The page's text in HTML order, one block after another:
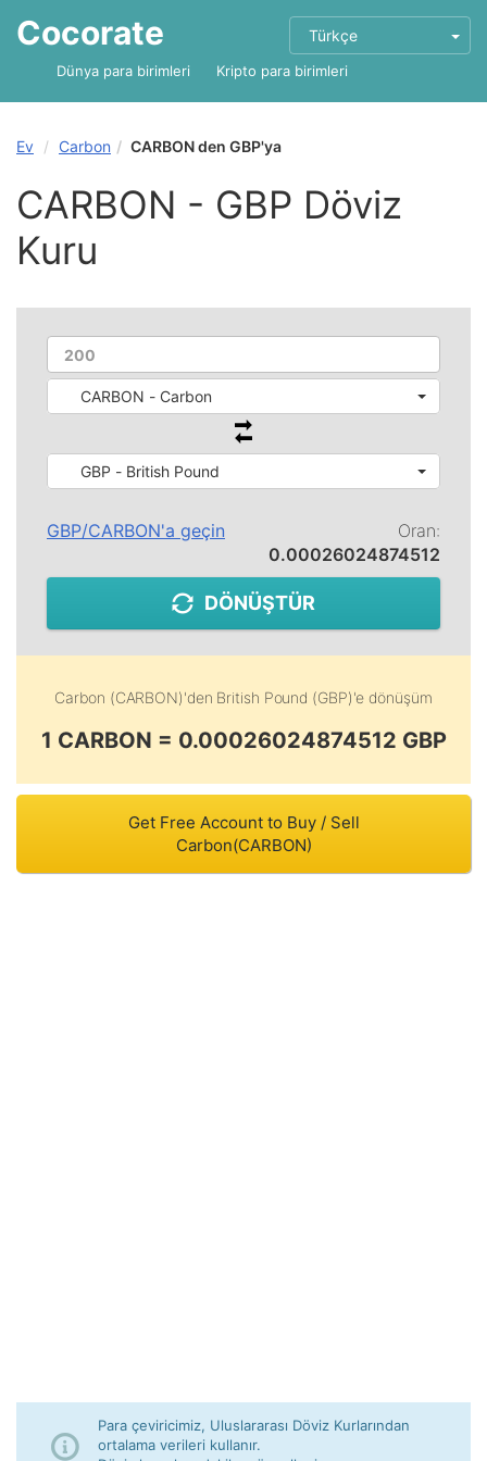
Cocorate Türkçe
Dünya para birimleri Kripto para birimleri
Ev Carbon CARBON den GBP'ya
CARBON - GBP Döviz
Kuru
CARBON - Carbon
GBP - British Pound
GBP/CARBON'a geçin
Oran:
0.00026024874512
DÖNÜŞTÜR
Carbon (CARBON)'den British Pound (GBP)'e dönüşüm
1 CARBON = 0.00026024874512 GBP
Get Free Account to Buy / Sell
Carbon(CARBON)
Para çeviricimiz, Uluslararası Döviz Kurlarından
ortalama verileri kullanır.